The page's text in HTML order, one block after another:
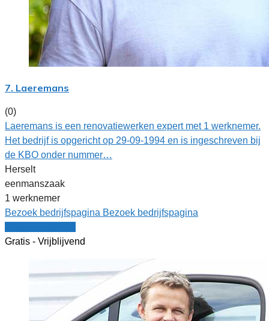
7. Laeremans
(0)
Laeremans is een renovatiewerken expert met 1 werknemer.
Het bedrijf is opgericht op 29-09-1994 en is ingeschreven bij
de KBO onder nummer…
Herselt
eenmanszaak
1 werknemer
Bezoek bedrijfspagina Bezoek bedrijfspagina
Gratis - Vrijblijvend